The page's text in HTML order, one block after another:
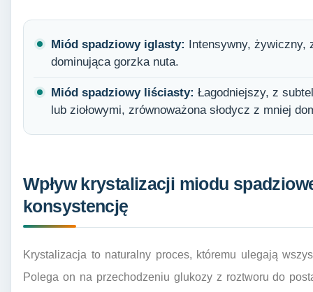
Miód spadziowy iglasty: Intensywny, żywiczny,
dominująca gorzka nuta.
Miód spadziowy liściasty: Łagodniejszy, z
lub ziołowymi, zrównoważona słodycz z mniej
Wpływ krystalizacji miodu
konsystencję
Krystalizacja to naturalny proces, któremu ulegają
Polega on na przechodzeniu glukozy z roztworu do